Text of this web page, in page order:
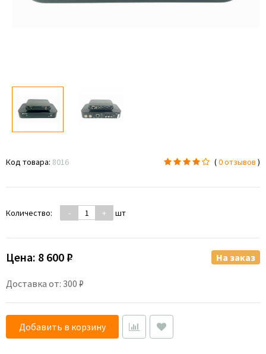
Код товара: 8016 (0 отзывов )
Количество: - + шт
Цена: 8 600 ₽
Доставка от: 300 ₽
На заказ
Добавить в корзину